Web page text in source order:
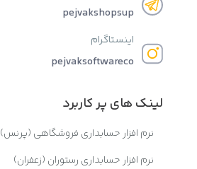
pejvakshopsup
اینستاگرام
pejvaksoftwareco
لینک های پر کاربرد
نرم افزار حسابداری فروشگاهی (پرنس)
نرم افزار حسابداری رستوران (زعفران)